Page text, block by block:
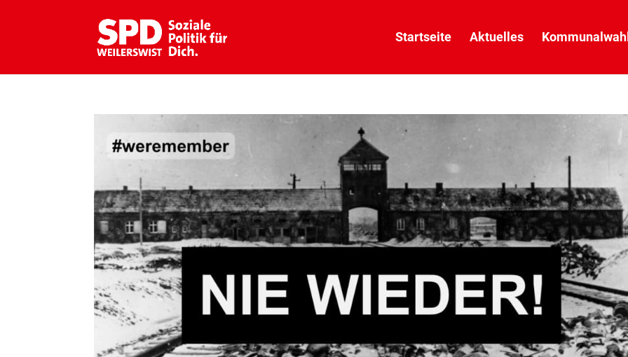
Startseite Aktuelles